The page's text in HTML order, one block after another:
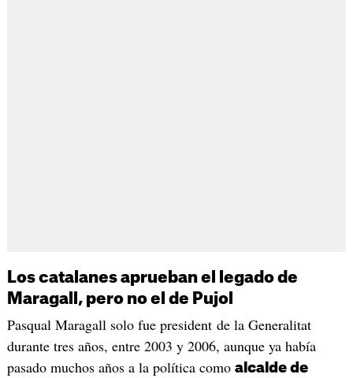
Los catalanes aprueban el legado de
Maragall, pero no el de Pujol
Pasqual Maragall solo fue president de la Generalitat
durante tres años, entre 2003 y 2006, aunque ya había
pasado muchos años a la política como alcalde de